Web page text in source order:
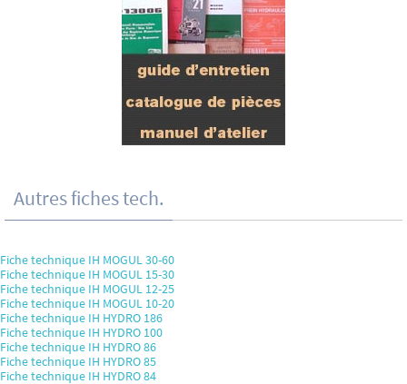
Autres fiches tech.
Fiche technique IH MOGUL 30-60
Fiche technique IH MOGUL 15-30
Fiche technique IH MOGUL 12-25
Fiche technique IH MOGUL 10-20
Fiche technique IH HYDRO 186
Fiche technique IH HYDRO 100
Fiche technique IH HYDRO 86
Fiche technique IH HYDRO 85
Fiche technique IH HYDRO 84